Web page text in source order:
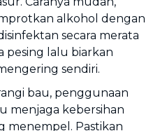
alkohol dengan
secara merata
pesing lalu biarkan
sendiri.
bau, penggunaan
menjaga kebersihan
menempel. Pastikan